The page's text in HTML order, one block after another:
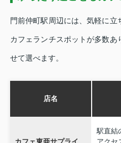
門前仲町駅周辺には、気軽に
カフェランチスポットが多数
せて選べます。
店名
駅直結